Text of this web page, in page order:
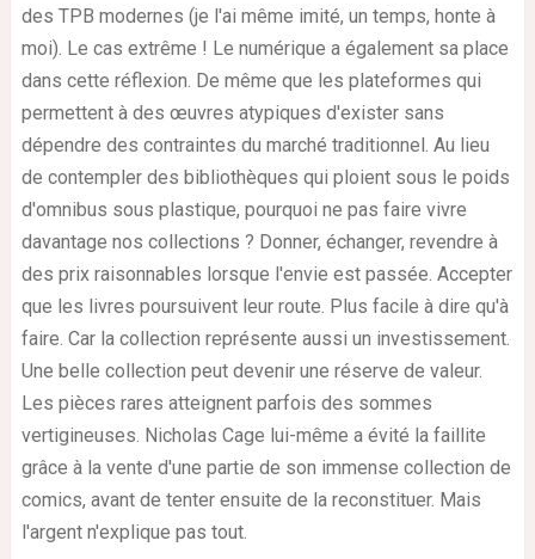
des TPB modernes (je l'ai même imité, un temps, honte à
moi). Le cas extrême ! Le numérique a également sa place
dans cette réflexion. De même que les plateformes qui
permettent à des œuvres atypiques d'exister sans
dépendre des contraintes du marché traditionnel. Au lieu
de contempler des bibliothèques qui ploient sous le poids
d'omnibus sous plastique, pourquoi ne pas faire vivre
davantage nos collections ? Donner, échanger, revendre à
des prix raisonnables lorsque l'envie est passée. Accepter
que les livres poursuivent leur route. Plus facile à dire qu'à
faire. Car la collection représente aussi un investissement.
Une belle collection peut devenir une réserve de valeur.
Les pièces rares atteignent parfois des sommes
vertigineuses. Nicholas Cage lui-même a évité la faillite
grâce à la vente d'une partie de son immense collection de
comics, avant de tenter ensuite de la reconstituer. Mais
l'argent n'explique pas tout.